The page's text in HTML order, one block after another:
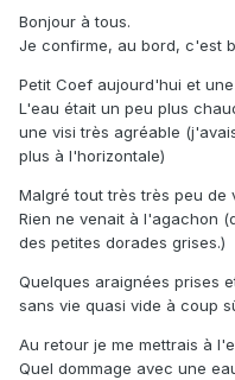
Bonjour à tous.
Je confirme, au bord, c'est
Petit Coef aujourd'hui et
L'eau était un peu plus
une visi très agréable
plus à l'horizontale)
Malgré tout très très peu de
Rien ne venait à l'agachon
des petites dorades grises.)
Quelques araignées prises
sans vie quasi vide à coup
Au retour je me mettrais à
Quel dommage avec une